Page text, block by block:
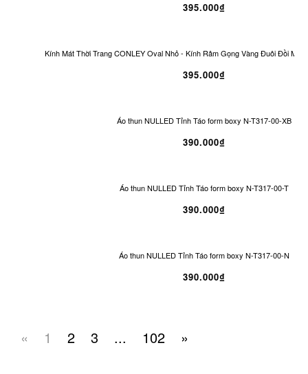
395.000₫
Kính Mát Thời Trang CONLEY Oval Nhỏ - Kính Râm Gọng Vàng Đuôi Đồi Mồi
395.000₫
Áo thun NULLED Tỉnh Táo form boxy N-T317-00-XB
390.000₫
Áo thun NULLED Tỉnh Táo form boxy N-T317-00-T
390.000₫
Áo thun NULLED Tỉnh Táo form boxy N-T317-00-N
390.000₫
« 1 2 3 ... 102 »